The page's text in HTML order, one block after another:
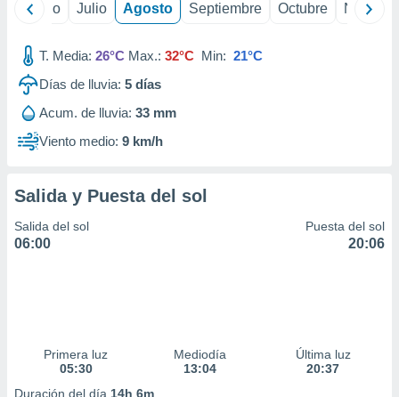
Junio Julio Agosto Septiembre Octubre
T. Media: 26°C Max.: 32°C Min: 21°C
Días de lluvia: 5 días
Acum. de lluvia: 33 mm
Viento medio: 9 km/h
Salida y Puesta del sol
Salida del sol
06:00
Puesta del sol
20:06
Primera luz
05:30
Mediodía
13:04
Última luz
20:37
Duración del día 14h 6m